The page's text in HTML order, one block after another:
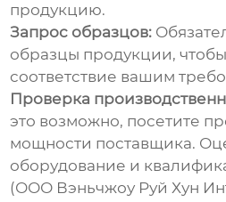
продукцию.
Запрос образцов:
образцы продукции,
соответствие вашим
Проверка
это возможно, посетите
мощности поставщика.
оборудование и
(ООО Вэньчжоу Руй Хун